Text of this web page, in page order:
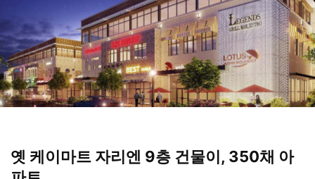
옛 케이마트 자리엔 9층 건물이, 350채 아